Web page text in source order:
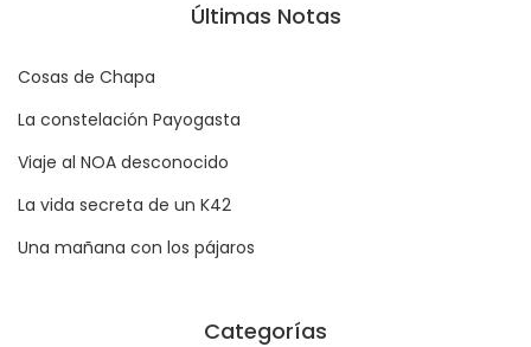
Últimas Notas
Cosas de Chapa
La constelación Payogasta
Viaje al NOA desconocido
La vida secreta de un K42
Una mañana con los pájaros
Categorías